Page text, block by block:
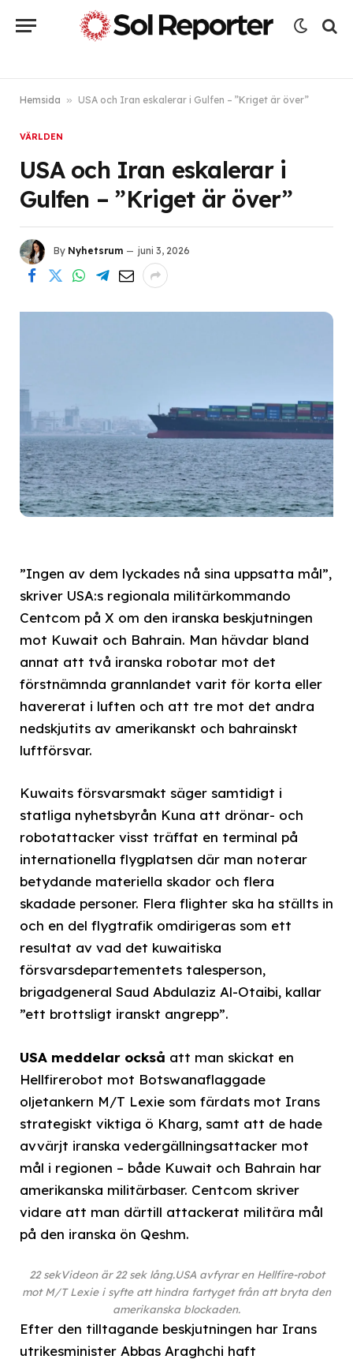
Hemsida » USA och Iran eskalerar i Gulfen – ”Kriget är över”
VÄRLDEN
USA och Iran eskalerar i
Gulfen – ”Kriget är över”
By Nyhetsrum juni 3, 2026
”Ingen av dem lyckades nå sina uppsatta mål”,
skriver USA:s regionala militärkommando
Centcom på X om den iranska beskjutningen
mot Kuwait och Bahrain. Man hävdar bland
annat att två iranska robotar mot det
förstnämnda grannlandet varit för korta eller
havererat i luften och att tre mot det andra
nedskjutits av amerikanskt och bahrainskt
luftförsvar.
Kuwaits försvarsmakt säger samtidigt i
statliga nyhetsbyrån Kuna att drönar- och
robotattacker visst träffat en terminal på
internationella flygplatsen där man noterar
betydande materiella skador och flera
skadade personer. Flera flighter ska ha ställts in
och en del flygtrafik omdirigeras som ett
resultat av vad det kuwaitiska
försvarsdepartementets talesperson,
brigadgeneral Saud Abdulaziz Al-Otaibi, kallar
”ett brottsligt iranskt angrepp”.
USA meddelar också att man skickat en
Hellfirerobot mot Botswanaflaggade
oljetankern M/T Lexie som färdats mot Irans
strategiskt viktiga ö Kharg, samt att de hade
avvärjt iranska vedergällningsattacker mot
mål i regionen – både Kuwait och Bahrain har
amerikanska militärbaser. Centcom skriver
vidare att man därtill attackerat militära mål
på den iranska ön Qeshm.
22 sekVideon är 22 sek lång.USA avfyrar en Hellfire-robot
mot M/T Lexie i syfte att hindra fartyget från att bryta den
amerikanska blockaden.
Efter den tilltagande beskjutningen har Irans
utrikesminister Abbas Araghchi haft